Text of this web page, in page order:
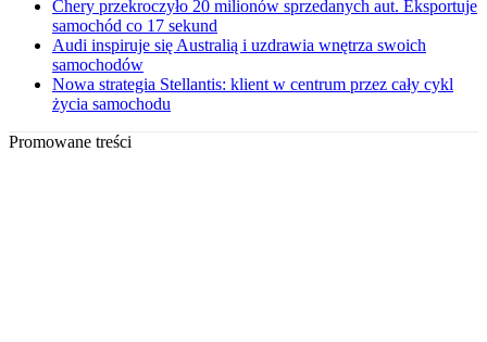
Chery przekroczyło 20 milionów sprzedanych aut. Eksportuje
samochód co 17 sekund
Audi inspiruje się Australią i uzdrawia wnętrza swoich
samochodów
Nowa strategia Stellantis: klient w centrum przez cały cykl
życia samochodu
Promowane treści